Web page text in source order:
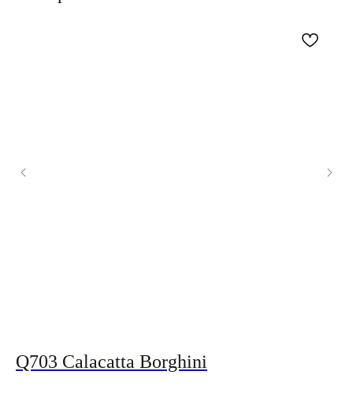
Q703 Calacatta Borghini